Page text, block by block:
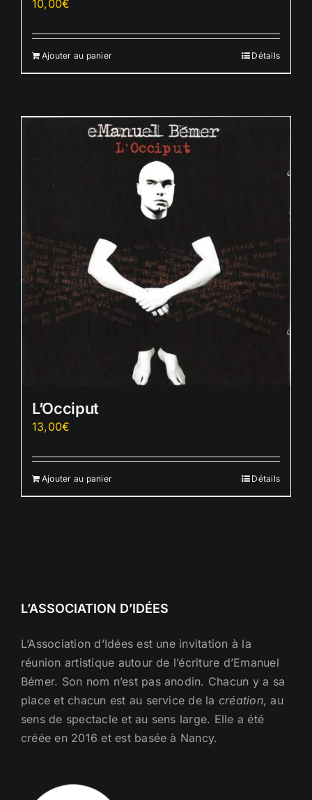
10,00€
Ajouter au panier Détails
L’Occiput
13,00€
Ajouter au panier Détails
L’ASSOCIATION D’IDÉES
L’Association d’Idées est une invitation à la
réunion artistique autour de l’écriture d’Emanuel
Bémer. Son nom n’est pas anodin. Chacun y a sa
place et chacun est au service de la création, au
sens de spectacle et au sens large. Elle a été
créée en 2016 et est basée à Nancy.